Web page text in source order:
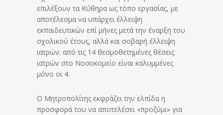
επιλέξουν τα Κύθηρα ως τόπο εργασίας, με
αποτέλεσμα να υπάρχει έλλειψη
εκπαιδευτικών επί μήνες μετά την έναρξη του
σχολικού έτους, αλλά και σοβαρή έλλειψη
ιατρών: από τις 14 θεσμοθετημένες θέσεις
ιατρών στο Νοσοκομείο είναι καλυμμένες
μόνο οι 4.
Ο Μητροπολίτης εκφράζει την ελπίδα η
προσφορά του να αποτελέσει «προζύμι» για